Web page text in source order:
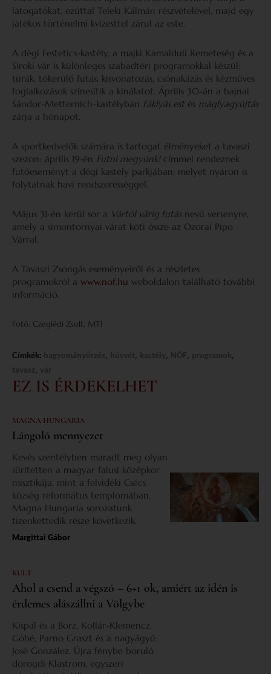
látogatókat, ezúttal Teleki Kálmán részvételével, majd egy
játékos történelmi kvízesttel zárul az este.
A dégi Festetics-kastély, a majki Kamalduli Remeteség és a
Siroki vár is különleges szabadtéri programokkal készül:
túrák, tókerülő futás, kisvonatozás, csónakázás és kézműves
foglalkozások színesítik a kínálatot. Április 30-án a bajnai
Sándor-Metternich-kastélyban Fáklyás est és máglyagyújtás
zárja a hónapot.
A sportkedvelők számára is tartogat élményeket a tavaszi
szezon: április 19-én Futni megyünk!címmel rendeznek
futóeseményt a dégi kastély parkjában, melyet nyáron is
folytatnak havi rendszerességgel.
Május 31-én kerül sor a Vártól várig futás nevű versenyre,
amely a simontornyai várat köti össze az Ozorai Pipo
Várral.
A Tavaszi Zsongás eseményeiről és a részletes
programokról a www.nof.hu weboldalon található további
információ.
Fotó: Czeglédi Zsolt, MTI
Címkék: , , , , ,
,
EZ IS ÉRDEKELHET
MAGNA HUNGARIA
Lángoló mennyezet
Kevés szentélyben maradt meg olyan
sűrítetten a magyar falusi középkor
misztikája, mint a felvidéki Csécs
község református templomában.
Magna Hungaria sorozatunk
tizenkettedik része következik.
Margittai Gábor
KULT
Ahol a csend a végszó – 6+1 ok, amiért az idén is
érdemes alászállni a Völgybe
Kispál és a Borz, Kollár-Klemencz,
Góbé, Parno Graszt és a nagyágyú:
José González. Újra fénybe boruló
dörögdi Klastrom, egyszeri